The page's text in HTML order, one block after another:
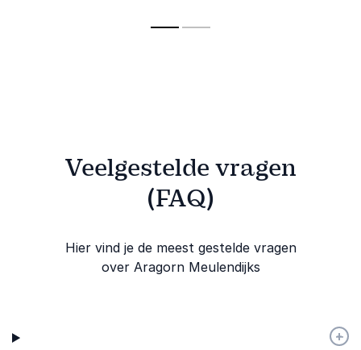
eigenaarschap en
Veelgestelde vragen
(FAQ)
Hier vind je de meest gestelde vragen
over Aragorn Meulendijks
+
-